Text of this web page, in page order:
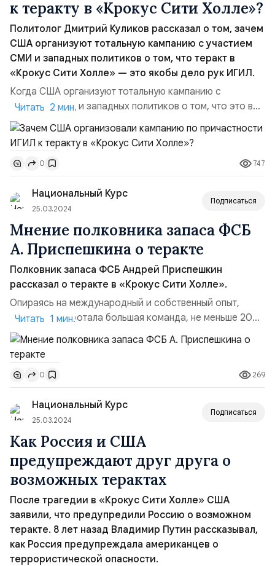
к теракту в «Крокус Сити Холле»?
Политолог Дмитрий Куликов рассказал о том, зачем
США организуют тотальную кампанию с участием
СМИ и западных политиков о том, что теракт в
«Крокус Сити Холле» — это якобы дело рук ИГИЛ.
Когда США организуют тотальную кампанию с
участием СМИ и западных политиков о том, что это всё
ИГИЛ*, ошибкой было бы считать, что они отводят
внимание от Украины и украинского следа. Нет,
друзья мои, это они отводят внимание от себя, и от
своего следа.Войну с нами ведёт не Украина.
Украина — это такое же средство, только другог...
Читать 2 мин.
0 747
Национальный Курс
25.03.2024
Подписаться
Мнение полковника запаса ФСБ
А. Приспешкина о теракте
Полковник запаса ФСБ Андрей Приспешкин
рассказал о теракте в «Крокус Сити Холле».
Опираясь на международный и собственный опыт,
скажу, что работала большая команда, не меньше 20–
25 человек. В новостях мы можем видеть только
исполнителей. А участвовавших в этом чудовищном
событии намного больше. Одни проводили разведку
местности, другие изучали техническую документацию
«Крокус Сити Холла», третьи оснащали оружием
и т. д...
Читать 1 мин.
0 269
Национальный Курс
25.03.2024
Подписаться
Как Россия и США
предупреждают друг друга о
возможных терактах
После трагедии в «Крокус Сити Холле» США
заявили, что предупредили Россию о возможном
теракте. 8 лет назад Владимир Путин рассказывал,
как Россия предупреждала американцев о
террористической опасности.